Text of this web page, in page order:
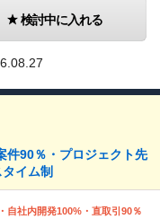
検討中に入れる
件90％・プロジェクト先
イム制
自社内開発100%・直取引90％